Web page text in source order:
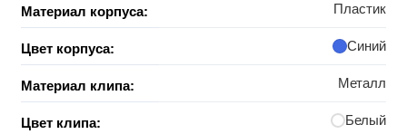
Материал корпуса: Пластик
Цвет корпуса: Синий
Материал клипа: Металл
Цвет клипа: Белый